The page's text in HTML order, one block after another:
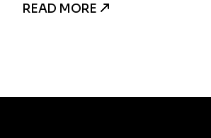
READ MORE